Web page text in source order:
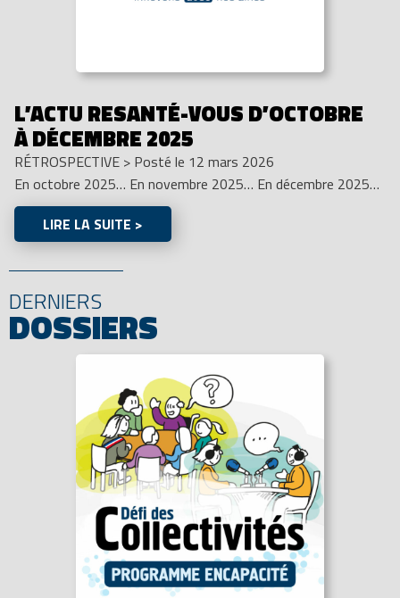
L’ACTU RESANTÉ-VOUS D’OCTOBRE
À DÉCEMBRE 2025
RÉTROSPECTIVE > Posté le 12 mars 2026
En octobre 2025… En novembre 2025… En décembre 2025…
LIRE LA SUITE >
DERNIERS
DOSSIERS